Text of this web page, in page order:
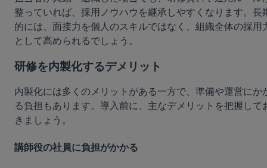
整っていれば、採用ノウハウを継承しやすくなります。長
的には、面接力を個人のスキルではなく、組織全体の採用
として高められるでしょう。
研修を内製化するデメリット
内製化には多くのメリットがある一方で、準備や運営にか
る負担もあります。導入前に、主なデメリットを把握して
きましょう。
講師役の社員に負担がかかる